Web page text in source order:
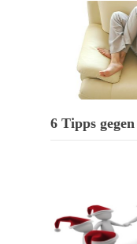
6 Tipps